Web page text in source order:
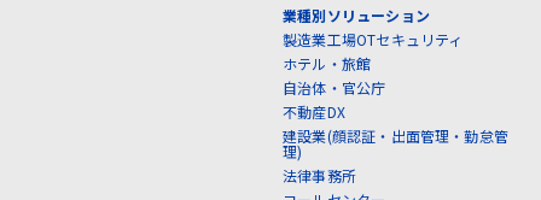
業種別ソリューション
製造業工場OTセキュリティ
ホテル・旅館
自治体・官公庁
不動産DX
建設業(顔認証・出面管理・勤怠管
理)
法律事務所